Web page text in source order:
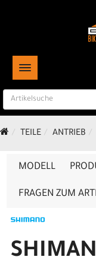
TOGGLE NAVIGATION
TEILE ANTRIEB
MODELL
FRAGEN ZUM